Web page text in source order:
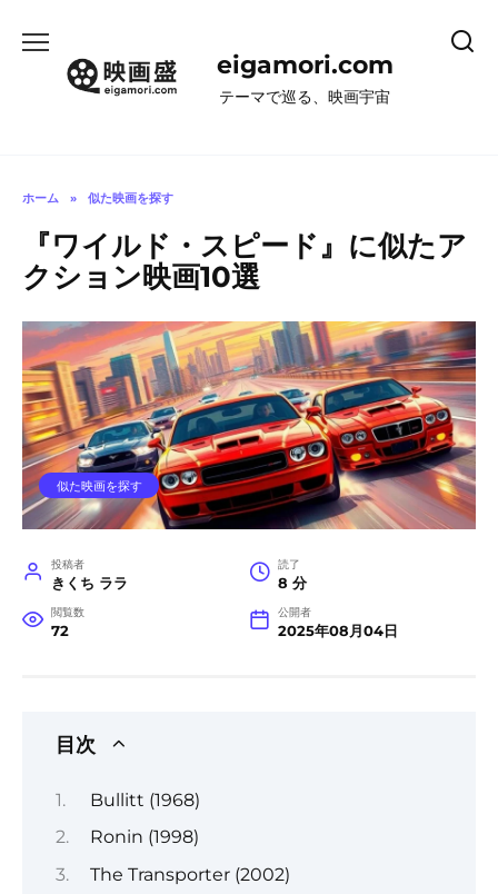
eigamori.com
テーマで巡る、映画宇宙
ホーム » 似た映画を探す
『ワイルド・スピード』に似たア
クション映画10選
似た映画を探す
投稿者
きくち ララ
読了
8 分
閲覧数
72
公開者
2025年08月04日
目次
Bullitt (1968)
Ronin (1998)
The Transporter (2002)